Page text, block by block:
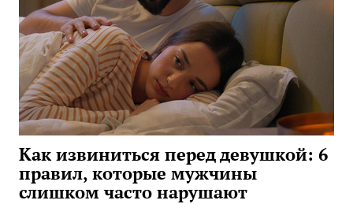
Как извиниться перед девушкой: 6
правил, которые мужчины
слишком часто нарушают